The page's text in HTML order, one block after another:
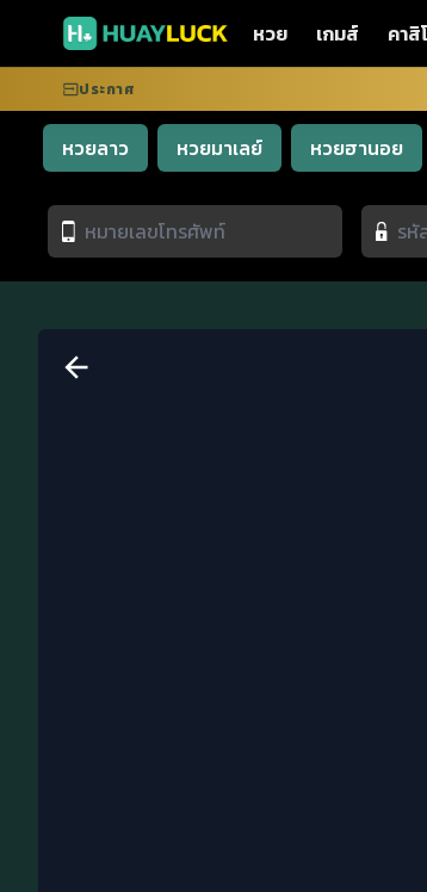
หวย เกมส์ คาสิ
ประกาศ
หวยลาว หวยมาเลย์ หวยฮานอย